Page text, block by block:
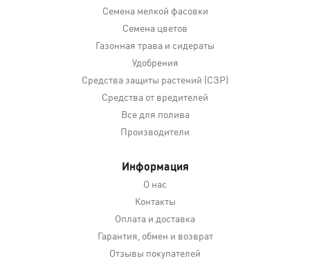
Семена мелкой фасовки
Семена цветов
Газонная трава и сидераты
Удобрения
Средства защиты растений (СЗР)
Средства от вредителей
Все для полива
Производители
Информация
О нас
Контакты
Оплата и доставка
Гарантия, обмен и возврат
Отзывы покупателей